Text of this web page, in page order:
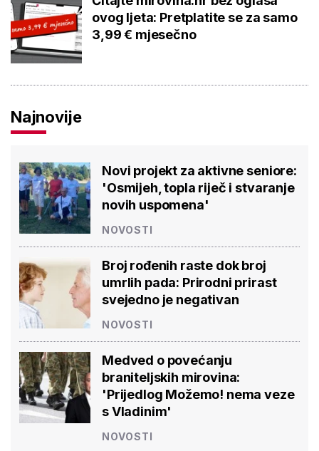
ovog ljeta: Pretplatite se za samo
3,99 € mjesečno
Najnovije
Novi projekt za aktivne seniore:
'Osmijeh, topla riječ i stvaranje
novih uspomena'
NOVOSTI
Broj rođenih raste dok broj
umrlih pada: Prirodni prirast
svejedno je negativan
NOVOSTI
Medved o povećanju
braniteljskih mirovina:
'Prijedlog Možemo! nema veze
s Vladinim'
NOVOSTI